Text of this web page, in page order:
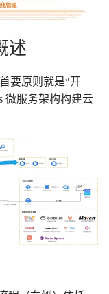
述
要原则就是“开
微服务架构构建云